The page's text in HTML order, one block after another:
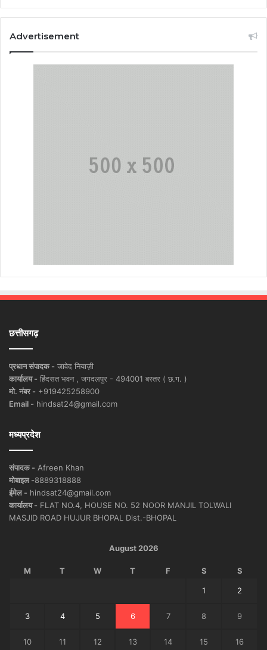
Advertisement
छत्तीसगढ़
प्रधान संपादक - जावेद नियाज़ी
कार्यालय - हिंदसत भवन , जगदलपुर - 494001 बस्तर ( छ.ग. )
मो. नंबर - +919425258900
Email - hindsat24@gmail.com
मध्यप्रदेश
संपादक - Afreen Khan
मोबाइल -8889318888
ईमेल - hindsat24@gmail.com
कार्यालय - FLAT NO.4, HOUSE NO. 52 NOOR MANJIL TOLWALI
MASJID ROAD HUJUR BHOPAL Dist.-BHOPAL
August 2026
M T W T F S S
1 2
3 4 5 6 7 8 9
10 11 12 13 14 15 16